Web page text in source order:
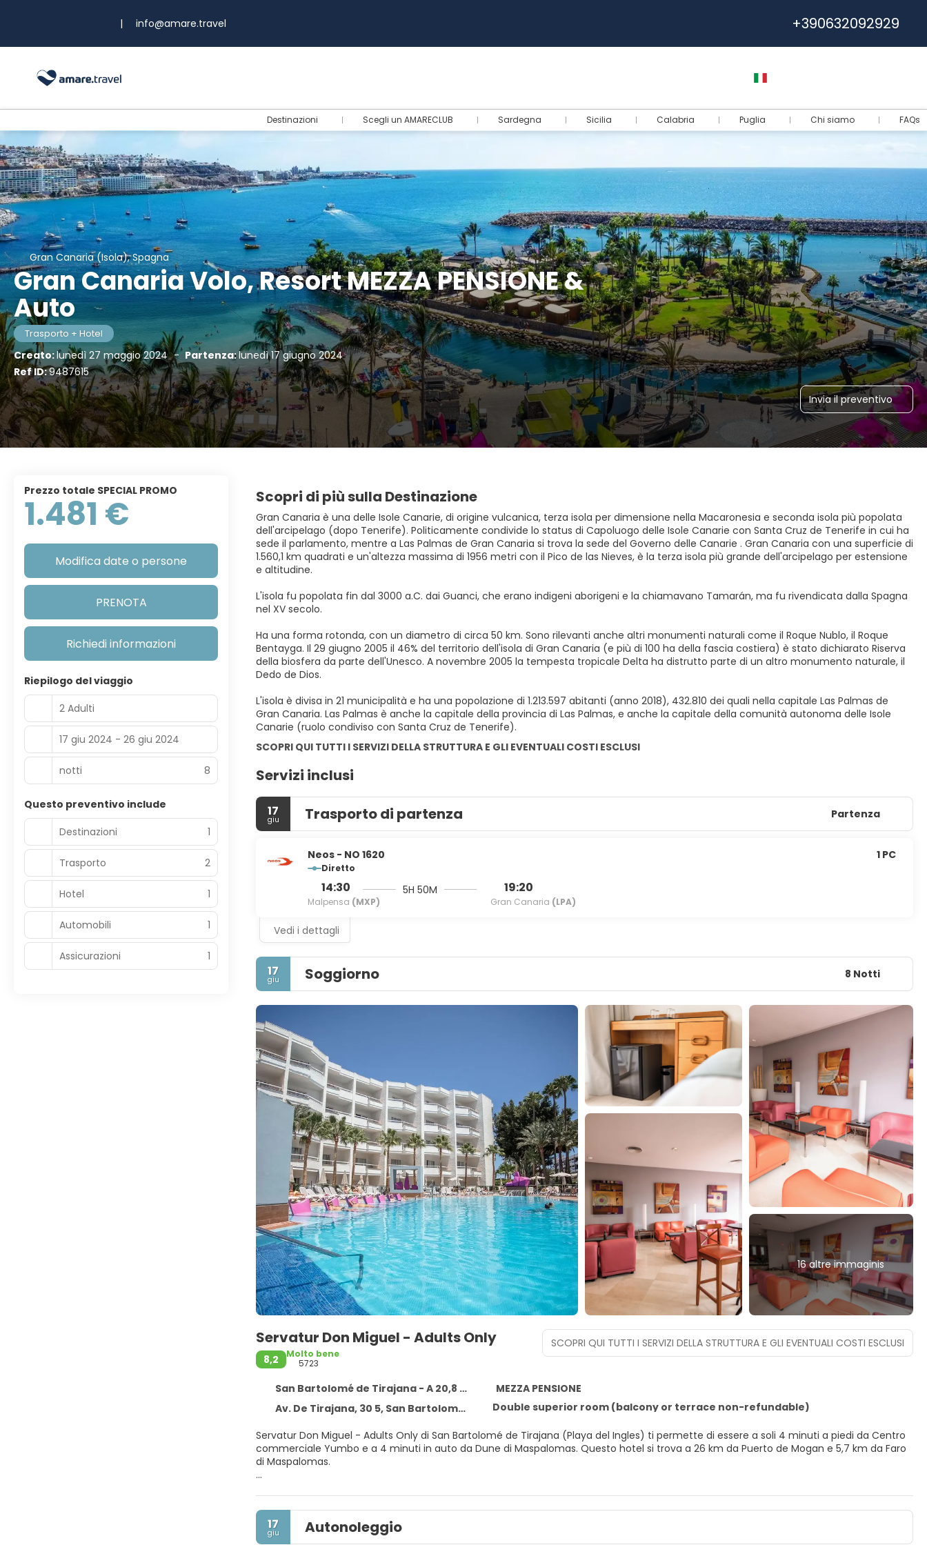
| info@amare.travel +390632092929
Destinazioni Scegli un AMARECLUB Sardegna Sicilia Calabria Puglia Chi siamo FAQs
Gran Canaria (Isola), Spagna
Gran Canaria Volo, Resort MEZZA PENSIONE &
Auto
Trasporto + Hotel
Creato:lunedì 27 maggio 2024 - Partenza:lunedì 17 giugno 2024
Ref ID:9487615
Invia il preventivo
Scopri di più sulla Destinazione
Gran Canaria è una delle Isole Canarie, di origine vulcanica, terza isola per dimensione nella Macaronesia e seconda isola più popolata
dell'arcipelago (dopo Tenerife). Politicamente condivide lo status di Capoluogo delle Isole Canarie con Santa Cruz de Tenerife in cui ha
sede il parlamento, mentre a Las Palmas de Gran Canaria si trova la sede del Governo delle Canarie . Gran Canaria con una superficie di
1.560,1 km quadrati e un'altezza massima di 1956 metri con il Pico de las Nieves, è la terza isola più grande dell'arcipelago per estensione
e altitudine.
L'isola fu popolata fin dal 3000 a.C. dai Guanci, che erano indigeni aborigeni e la chiamavano Tamarán, ma fu rivendicata dalla Spagna
nel XV secolo.
Ha una forma rotonda, con un diametro di circa 50 km. Sono rilevanti anche altri monumenti naturali come il Roque Nublo, il Roque
Bentayga. Il 29 giugno 2005 il 46% del territorio dell'isola di Gran Canaria (e più di 100 ha della fascia costiera) è stato dichiarato Riserva
della biosfera da parte dell'Unesco. A novembre 2005 la tempesta tropicale Delta ha distrutto parte di un altro monumento naturale, il
Dedo de Dios.
L'isola è divisa in 21 municipalità e ha una popolazione di 1.213.597 abitanti (anno 2018), 432.810 dei quali nella capitale Las Palmas de
Gran Canaria. Las Palmas è anche la capitale della provincia di Las Palmas, e anche la capitale della comunità autonoma delle Isole
Canarie (ruolo condiviso con Santa Cruz de Tenerife).
SCOPRI QUI TUTTI I SERVIZI DELLA STRUTTURA E GLI EVENTUALI COSTI ESCLUSI
Servizi inclusi
17
giu Trasporto di partenza Partenza
Neos - NO 1620
Diretto
14:30
Malpensa (MXP)
5H 50M 19:20
Gran Canaria (LPA)
1 PC
Vedi i dettagli
17
giu Soggiorno 8 Notti
16 altre immaginis
Servatur Don Miguel - Adults Only
8,2
Molto bene
5723
San Bartolomé de Tirajana - A 20,8 km dal centro
MEZZA PENSIONE
Av. De Tirajana, 30 5, San Bartolomé de Tirajana 35100
Double superior room (balcony or terrace non-refundable)
Servatur Don Miguel - Adults Only di San Bartolomé de Tirajana (Playa del Ingles) ti permette di essere a soli 4 minuti a piedi da Centro
commerciale Yumbo e a 4 minuti in auto da Dune di Maspalomas. Questo hotel si trova a 26 km da Puerto de Mogan e 5,7 km da Faro
di Maspalomas.
baleno potrai raggiungere la spiaggia e praticare il surf.
Rilassati in una delle 286 camere della struttura, complete di aria condizionata e TV al plasma. Le camere sono dotate di balcone. Il Wi-
SCOPRI QUI TUTTI I SERVIZI DELLA STRUTTURA E GLI EVENTUALI COSTI ESCLUSI
17
giu Autonoleggio
Prezzo totale SPECIAL PROMO
1.481 €
Modifica date o persone
PRENOTA
Richiedi informazioni
Riepilogo del viaggio
2 Adulti
17 giu 2024 - 26 giu 2024
notti 8
Questo preventivo include
Destinazioni
1
Trasporto 2
Hotel 1
Automobili 1
Assicurazioni 1